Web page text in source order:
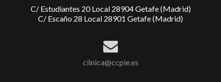
C/ Estudiantes 20 Local 28904 Getafe (Madrid)
C/ Escaño 28 Local 28901 Getafe (Madrid)
clinica@ccpie.es